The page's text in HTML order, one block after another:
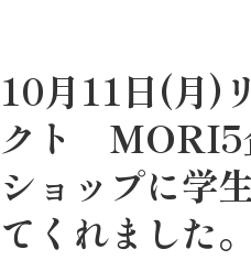
10月11日(月)
クト MORI5
ショップに学
てくれました。